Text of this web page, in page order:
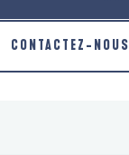
CONTACTEZ-NOUS